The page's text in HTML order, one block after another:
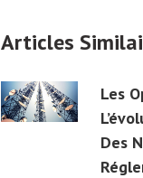
Articles
Les
Des